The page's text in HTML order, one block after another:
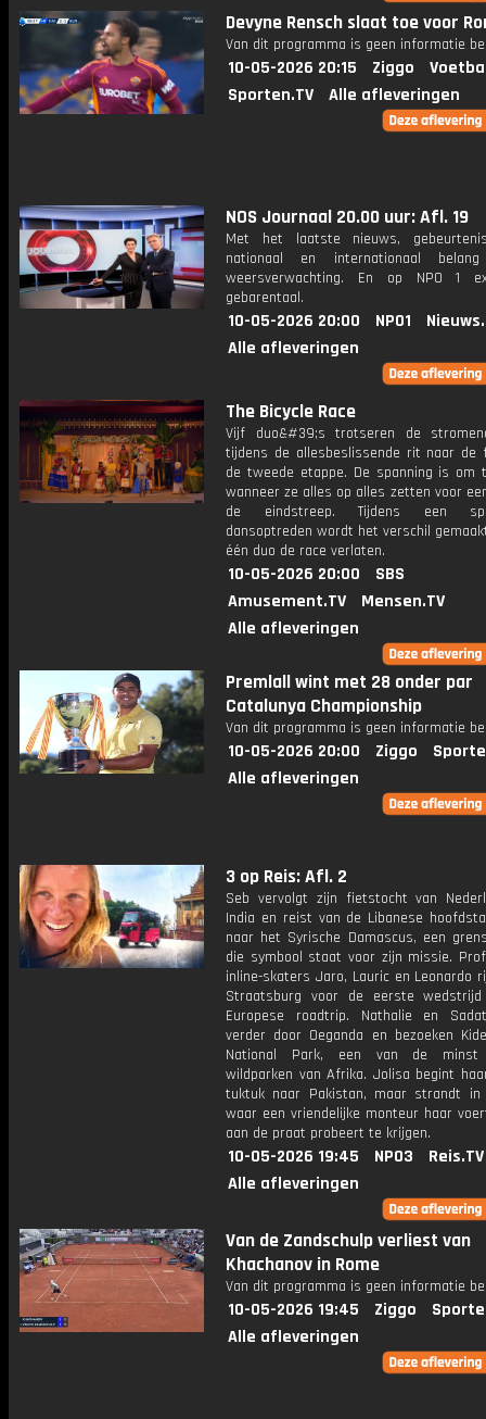
Devyne Rensch slaat toe voor
Van dit programma is geen informatie
10-05-2026 20:15 Ziggo
Sporten.TV
Alle afleveringen
NOS Journaal 20.00 uur: Afl. 19
Met het laatste nieuws,
nationaal en internationaal
weersverwachting. En op NPO 1
gebarentaal.
10-05-2026 20:00 NPO1
Alle afleveringen
The Bicycle Race
Vijf duo&#39;s trotseren de
tijdens de allesbeslissende rit naar de
de tweede etappe. De spanning is om
wanneer ze alles op alles zetten voor
de eindstreep. Tijdens een
dansoptreden wordt het verschil
één duo de race verlaten.
10-05-2026 20:00
SBS
Amusement.TV
Mensen.TV
Alle afleveringen
Premlall wint met 28 onder par
Catalunya Championship
Van dit programma is geen informatie
10-05-2026 20:00 Ziggo
Alle afleveringen
3 op Reis: Afl. 2
Seb vervolgt zijn fietstocht van
India en reist van de Libanese
naar het Syrische Damascus, een
die symbool staat voor zijn missie.
inline-skaters Jaro, Lauric en Leonardo
Straatsburg voor de eerste
Europese roadtrip. Nathalie en
verder door Oeganda en bezoeken
National Park, een van de minst
wildparken van Afrika. Jolisa begint
tuktuk naar Pakistan, maar strandt in
waar een vriendelijke monteur haar
aan de praat probeert te krijgen.
10-05-2026 19:45 NPO3
Reis.TV
Alle afleveringen
Van de Zandschulp verliest van
Khachanov in Rome
Van dit programma is geen informatie
10-05-2026 19:45 Ziggo
Alle afleveringen